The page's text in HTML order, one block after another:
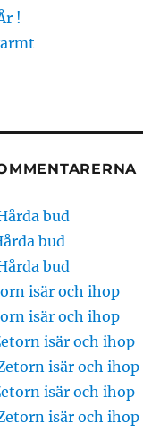
!
bud
bud
bud
isär och ihop
isär och ihop
isär och ihop
isär och ihop
isär och ihop
isär och ihop